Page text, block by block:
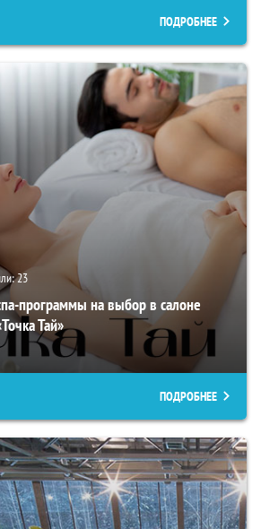
ПОДРОБНЕЕ
23
программы на выбор в салоне
Тай»
ПОДРОБНЕЕ